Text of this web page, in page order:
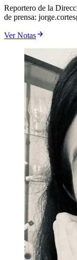
Reportero de la
de prensa:
Ver Notas